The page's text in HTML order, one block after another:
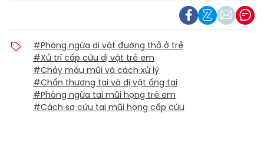
#Phòng ngừa dị vật đường thở ở trẻ
#Xử trí cấp cứu dị vật trẻ em
#Chảy máu mũi và cách xử lý
#Chấn thương tai và dị vật ống tai
#Phòng ngừa tai mũi họng trẻ em
#Cách sơ cứu tai mũi họng cấp cứu